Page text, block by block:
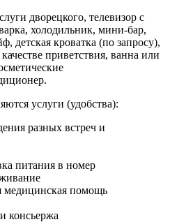
дворецкого, телевизор с
холодильник, мини-бар,
детская кроватка (по запросу),
приветствия, ванна или
услуги (удобства):
разных встреч и
питания в номер
медицинская помощь
консьержа